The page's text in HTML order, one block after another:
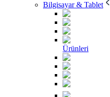
Bilgisayar & Tablet
Ürünleri